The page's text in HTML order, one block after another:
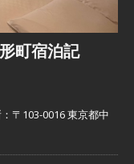
町宿泊記
〒103-0016 東京都中